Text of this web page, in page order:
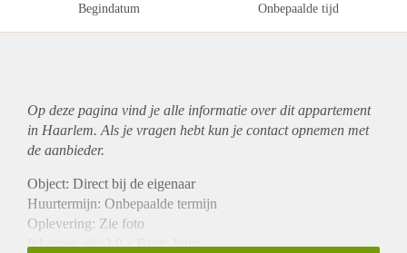
Begindatum Onbepaalde tijd
Op deze pagina vind je alle informatie over ditappartement
in Haarlem. Als je vragen hebt kun je contact opnemen met
de aanbieder.
Object: Direct bij de eigenaar
Huurtermijn: Onbepaalde termijn
Oplevering: Zie foto
Inkomen eis: 3,0 x Bruto huur